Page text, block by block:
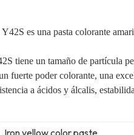
es una pasta colorante
tiene un tamaño de partícula
fuerte poder colorante, una
a ácidos y álcalis,